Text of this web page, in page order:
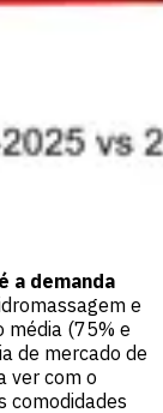
a demanda
e
média (75% e
de mercado de
ver com o
comodidades